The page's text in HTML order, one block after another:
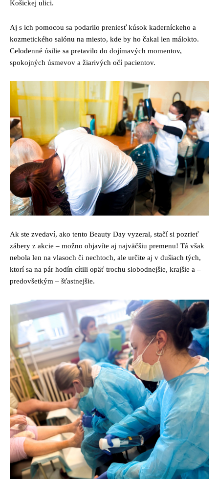
Košickej ulici.
Aj s ich pomocou sa podarilo preniesť kúsok kaderníckeho a
kozmetického salónu na miesto, kde by ho čakal len málokto.
Celodenné úsilie sa pretavilo do dojímavých momentov,
spokojných úsmevov a žiarivých očí pacientov.
Ak ste zvedaví, ako tento Beauty Day vyzeral, stačí si pozrieť
zábery z akcie – možno objavíte aj najväčšiu premenu! Tá však
nebola len na vlasoch či nechtoch, ale určite aj v dušiach tých,
ktorí sa na pár hodín cítili opäť trochu slobodnejšie, krajšie a –
predovšetkým – šťastnejšie.